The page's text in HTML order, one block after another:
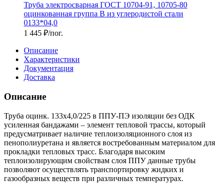
Труба электросварная ГОСТ 10704-91, 10705-80
оцинкованная группа В из углеродистой стали
0133*04,0
1 445 ₽/пог.
Описание
Характеристики
Документация
Доставка
Описание
Труба оцинк. 133х4,0/225 в ППУ-ПЭ изоляции без ОДК
усиленная бандажами – элемент тепловой трассы, который
предусматривает наличие теплоизоляционного слоя из
пенополиуретана и является востребованным материалом для
прокладки тепловых трасс. Благодаря высоким
теплоизолирующим свойствам слоя ППУ данные трубы
позволяют осуществлять транспортировку жидких и
газообразных веществ при различных температурах.